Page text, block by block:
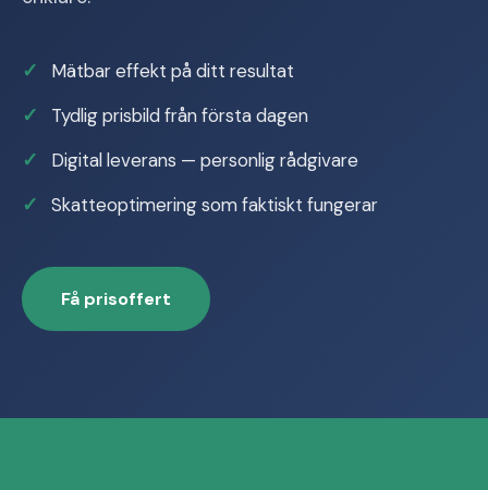
Mätbar effekt på ditt resultat
Tydlig prisbild från första dagen
Digital leverans — personlig rådgivare
Skatteoptimering som faktiskt fungerar
Få prisoffert